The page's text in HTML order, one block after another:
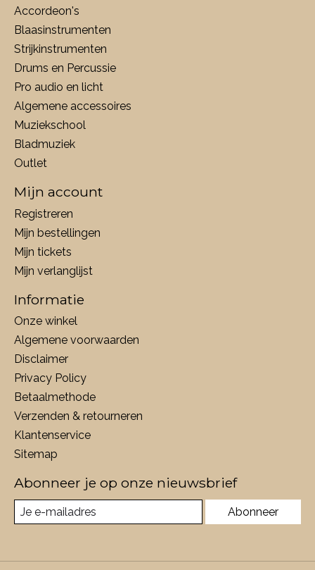
Accordeon's
Blaasinstrumenten
Strijkinstrumenten
Drums en Percussie
Pro audio en licht
Algemene accessoires
Muziekschool
Bladmuziek
Outlet
Mijn account
Registreren
Mijn bestellingen
Mijn tickets
Mijn verlanglijst
Informatie
Onze winkel
Algemene voorwaarden
Disclaimer
Privacy Policy
Betaalmethode
Verzenden & retourneren
Klantenservice
Sitemap
Abonneer je op onze nieuwsbrief
Abonneer